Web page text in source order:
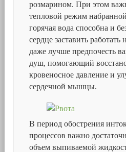
розмарином. При этом
тепловой режим
горячая вода способна и
сердце заставить работать
даже лучше предпочесть
душ, помогающий
кровеносное давление и
сердечной мышцы.
В период обострения
процессов важно
объем выпиваемой